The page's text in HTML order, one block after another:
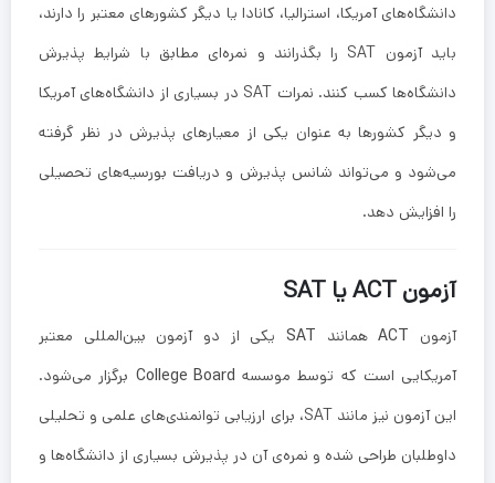
دانشگاه‌های آمریکا، استرالیا، کانادا یا دیگر کشورهای معتبر را دارند،
باید آزمون SAT را بگذرانند و نمره‌ای مطابق با شرایط پذیرش
دانشگاه‌ها کسب کنند. نمرات SAT در بسیاری از دانشگاه‌های آمریکا
و دیگر کشورها به عنوان یکی از معیارهای پذیرش در نظر گرفته
می‌شود و می‌تواند شانس پذیرش و دریافت بورسیه‌های تحصیلی
را افزایش دهد.
آزمون ACT یا SAT
آزمون ACTهمانند SAT یکی از دو آزمون بین‌المللی معتبر
آمریکایی است که توسط موسسه College Board برگزار می‌شود.
این آزمون نیز مانند SAT، برای ارزیابی توانمندی‌های علمی و تحلیلی
داوطلبان طراحی شده و نمره‌ی آن در پذیرش بسیاری از دانشگاه‌ها و